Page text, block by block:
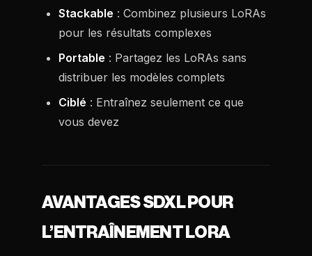
Stackable : Combinez plusieurs LoRAs
pour les résultats complexes
Portable : Partagez les LoRAs sans
distribuer les modèles complets
Ciblé : Entraînez seulement ce que
vous devez
AVANTAGES SDXL POUR
L’ENTRAÎNEMENT LORA